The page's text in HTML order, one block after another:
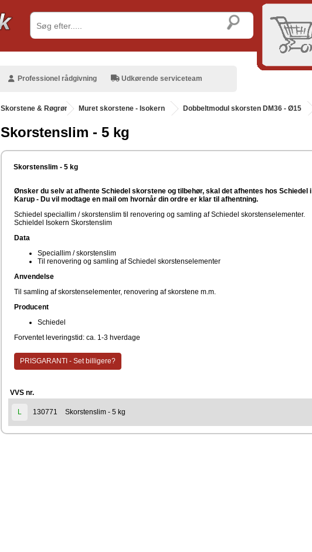
Professionel rådgivning Udkørende serviceteam
Skorstene & Røgrør . Muret skorstene - Isokern Dobbeltmodul skorsten DM36 - Ø15
Skorstenslim - 5 kg
Skorstenslim - 5 kg
Ønsker du selv at afhente Schiedel skorstene og tilbehør, skal det afhentes hos Schiedel i
Karup - Du vil modtage en mail om hvornår din ordre er klar til afhentning.
Schiedel speciallim / skorstenslim til renovering og samling af Schiedel skorstenselementer.
Schieldel Isokern Skorstenslim
Data
Speciallim / skorstenslim
Til renovering og samling af Schiedel skorstenselementer
Anvendelse
Til samling af skorstenselementer, renovering af skorstene m.m.
Producent
Schiedel
Forventet leveringstid: ca. 1-3 hverdage
PRISGARANTI - Set billigere?
VVS nr.
L 130771 Skorstenslim - 5 kg